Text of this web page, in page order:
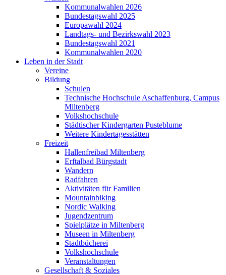
Kommunalwahlen 2026
Bundestagswahl 2025
Europawahl 2024
Landtags- und Bezirkswahl 2023
Bundestagswahl 2021
Kommunalwahlen 2020
Leben in der Stadt
Vereine
Bildung
Schulen
Technische Hochschule Aschaffenburg, Campus
Miltenberg
Volkshochschule
Städtischer Kindergarten Pusteblume
Weitere Kindertagesstätten
Freizeit
Hallenfreibad Miltenberg
Erftalbad Bürgstadt
Wandern
Radfahren
Aktivitäten für Familien
Mountainbiking
Nordic Walking
Jugendzentrum
Spielplätze in Miltenberg
Museen in Miltenberg
Stadtbücherei
Volkshochschule
Veranstaltungen
Gesellschaft & Soziales